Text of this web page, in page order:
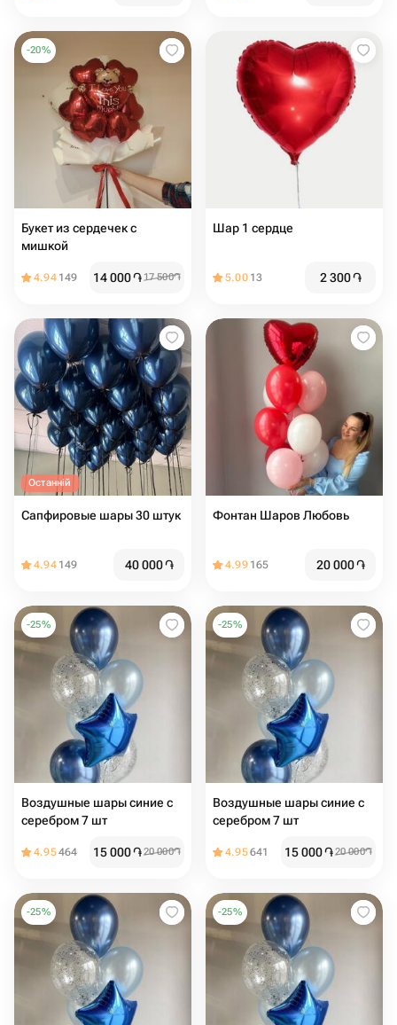
-20%
Букет из сердечек с
мишкой
4.94 149 14 000֏17 500֏
Шар 1 сердце
5.00 13 2 300֏
Останній
Сапфировые шары 30 штук
4.94 149 40 000֏
Фонтан Шаров Любовь
4.99 165 20 000֏
-25%
Воздушные шары синие с
серебром 7 шт
4.95464 15 000֏20 000֏
-25%
Воздушные шары синие с
серебром 7 шт
4.95641 15 000֏20 000֏
-25% -25%